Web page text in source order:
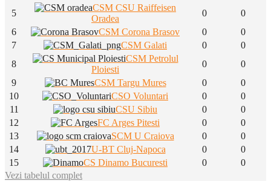
5
CSM CSU Raiffeisen
Oradea
0
0
6
CSM Corona Brasov 0
0
7
CSM Galati 0
0
8
CSM Petrolul
Ploiesti
0
0
9
CSM Targu Mures 0
0
10
CSO Voluntari 0
0
11
CSU Sibiu 0
0
12
FC Arges Pitesti 0
0
13
SCM U Craiova 0
0
14
U-BT Cluj-Napoca 0
0
15
CS Dinamo Bucuresti 0
0
Vezi tabelul complet